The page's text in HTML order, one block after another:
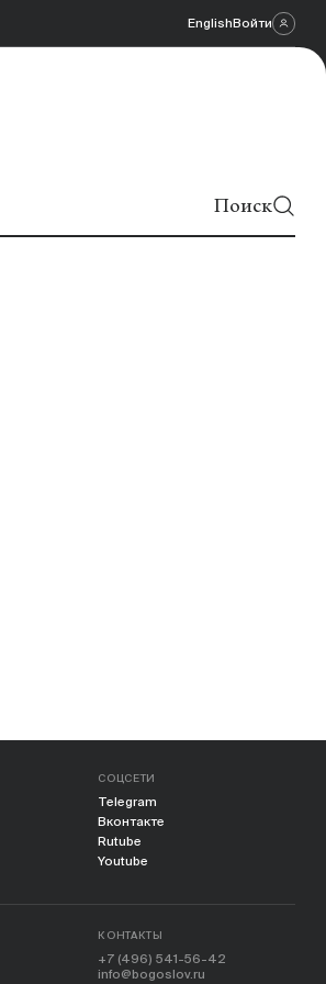
EnglishВойти
Поиск
СОЦСЕТИ
Telegram
Вконтакте
Rutube
Youtube
КОНТАКТЫ
+7 (496) 541-56-42
info@bogoslov.ru